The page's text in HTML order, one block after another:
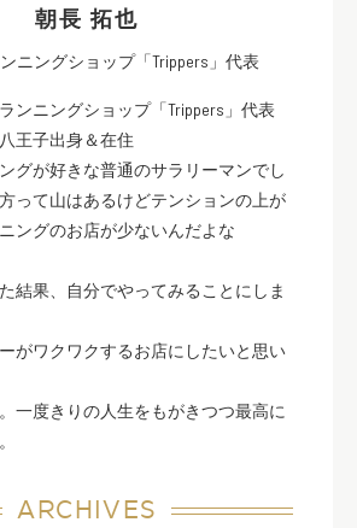
朝長 拓也
ニングショップ「Trippers」代表
ンニングショップ「Trippers」代表
王子出身＆在住
グが好きな普通のサラリーマンでし
って山はあるけどテンションの上が
ングのお店が少ないんだよな
結果、自分でやってみることにしま
がワクワクするお店にしたいと思い
一度きりの人生をもがきつつ最高に
ARCHIVES